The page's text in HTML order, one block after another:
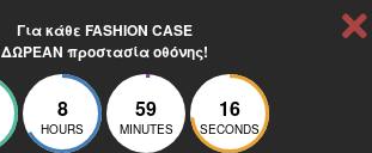
Για κάθε FASHION CASE
ΔΩΡΕΑΝ προστασία οθόνης!
8
HOURS
59
MINUTES
15
SECONDS